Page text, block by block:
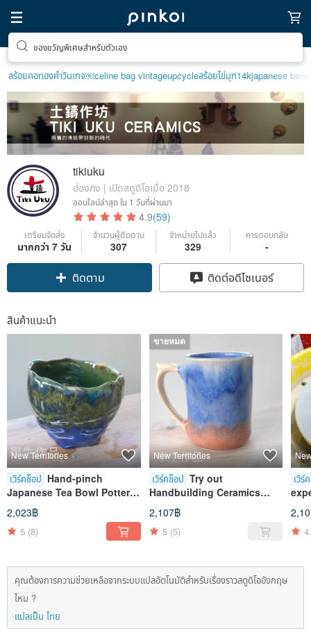
ของขวัญพิเศษสำหรับตัวเอง
สร้อยคอทองคำวินเทจ￼celine bag vintageupcycleสร้อยไข่มุก14kjapanese
tikiuku
ฮ่องกง | เปิดสตูดิโอเมื่อ 2018
ออนไลน์ล่าสุดใน 1 วันที่ผ่านมา
4.9(59)
เตรียมจัดส่ง
มากกว่า 7 วัน
จำนวนผู้ติดตาม
307
จำหน่ายไปแล้ว
329
การตอบกลับ
-
Claim coupon
ติดตาม
ติดต่อดีไซเนอร์
สินค้าแนะนำ
New Territories
เวิร์คช็อป Hand-pinch
Japanese Tea Bowl Pottery
Experience Class
2,023฿
5 (8)
ขายหมด
New Territories
เวิร์คช็อป Try out
Handbuilding Ceramics
Class (Straight Cup)
2,107฿
5 (5)
เวิร์
two
คุณต้องการความช่วยเหลือจากระบบแปลอัตโนมัติสำหรับเรื่องราวสตูดิโออังกฤษ
ไหม ?
แปลเป็น ไทย